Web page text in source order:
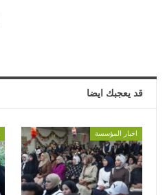
قد يعجبك ايضا
اخبار المؤسسة